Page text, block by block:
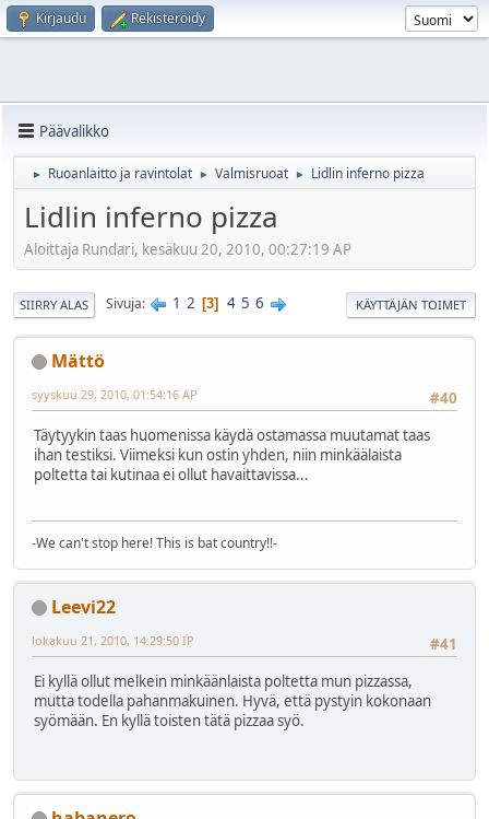
Kirjaudu Rekisteröidy
Päävalikko
► Ruoanlaitto ja ravintolat ► Valmisruoat ► Lidlin inferno pizza
Lidlin inferno pizza
Aloittaja Rundari, kesäkuu 20, 2010, 00:27:19 AP
SIIRRY ALAS Sivuja 1 2 3 4 5 6 KÄYTTÄJÄN TOIMET
Mättö
#40
syyskuu 29, 2010, 01:54:16 AP
Täytyykin taas huomenissa käydä ostamassa muutamat taas
ihan testiksi. Viimeksi kun ostin yhden, niin minkäälaista
poltetta tai kutinaa ei ollut havaittavissa...
-We can't stop here! This is bat country!!-
Leevi22
#41
lokakuu 21, 2010, 14:29:50 IP
Ei kyllä ollut melkein minkäänlaista poltetta mun pizzassa,
mutta todella pahanmakuinen. Hyvä, että pystyin kokonaan
syömään. En kyllä toisten tätä pizzaa syö.